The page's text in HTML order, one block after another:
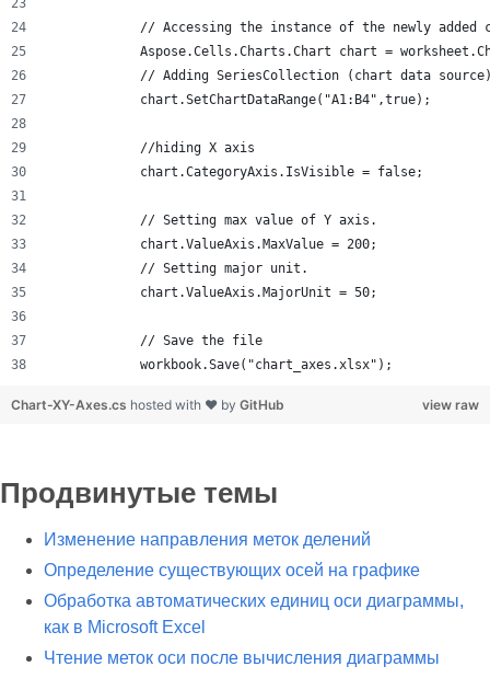
// Accessing the instance of the newly added
Aspose.Cells.Charts.Chart chart =
// Adding SeriesCollection (chart data
            chart.SetChartDataRange("A1:B4",true);
            //hiding X axis
            chart.CategoryAxis.IsVisible = false;
            // Setting max value of Y axis.
            chart.ValueAxis.MaxValue = 200;
            // Setting major unit.
            chart.ValueAxis.MajorUnit = 50;
            // Save the file
            workbook.Save("chart_axes.xlsx");
view raw
Chart-XY-Axes.cs hosted with ❤ by GitHub
Продвинутые темы
Изменение направления меток делений
Определение существующих осей на графике
Обработка автоматических единиц оси диаграммы,
как в Microsoft Excel
Чтение меток оси после вычисления диаграммы